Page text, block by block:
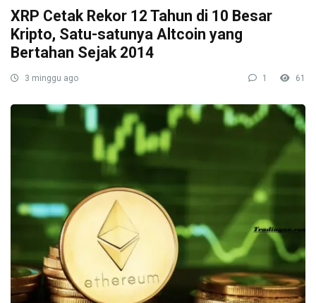
XRP Cetak Rekor 12 Tahun di 10 Besar
Kripto, Satu-satunya Altcoin yang
Bertahan Sejak 2014
3 minggu ago 1 61